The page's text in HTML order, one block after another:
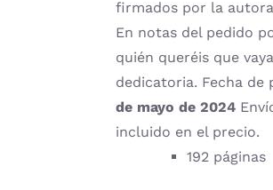
firmados por la
En notas del pedido
quién queréis que
dedicatoria. Fecha
de mayo de 2024
incluido en el precio.
192 páginas